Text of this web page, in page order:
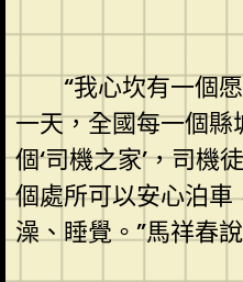
“我心坎有一個愿
一天，全國每一個
個‘司機之家’，司機
個處所可以安心泊
澡、睡覺。”馬祥春